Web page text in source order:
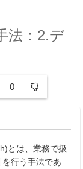
法：2.デ
0
とは、業務で扱
行う手法であ